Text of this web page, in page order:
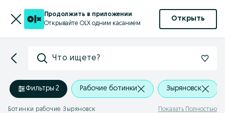
Продолжить в приложении
Открывайте OLX одним касанием
Открыть
Что ищете?
Фильтры·2 Рабочие ботинки Зыряновск
Ботинки рабочие Зыряновск Показать Полностью